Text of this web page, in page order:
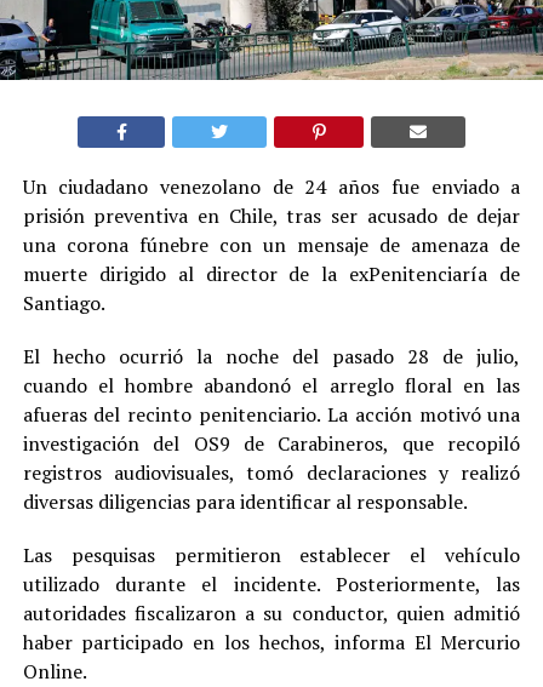
Un ciudadano venezolano de 24 años fue enviado a
prisión preventiva en Chile, tras ser acusado de dejar
una corona fúnebre con un mensaje de amenaza de
muerte dirigido al director de la exPenitenciaría de
Santiago.
El hecho ocurrió la noche del pasado 28 de julio,
cuando el hombre abandonó el arreglo floral en las
afueras del recinto penitenciario. La acción motivó una
investigación del OS9 de Carabineros, que recopiló
registros audiovisuales, tomó declaraciones y realizó
diversas diligencias para identificar al responsable.
Las pesquisas permitieron establecer el vehículo
utilizado durante el incidente. Posteriormente, las
autoridades fiscalizaron a su conductor, quien admitió
haber participado en los hechos, informa El Mercurio
Online.